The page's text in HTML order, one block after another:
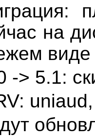
на
виде
-> 5.1: